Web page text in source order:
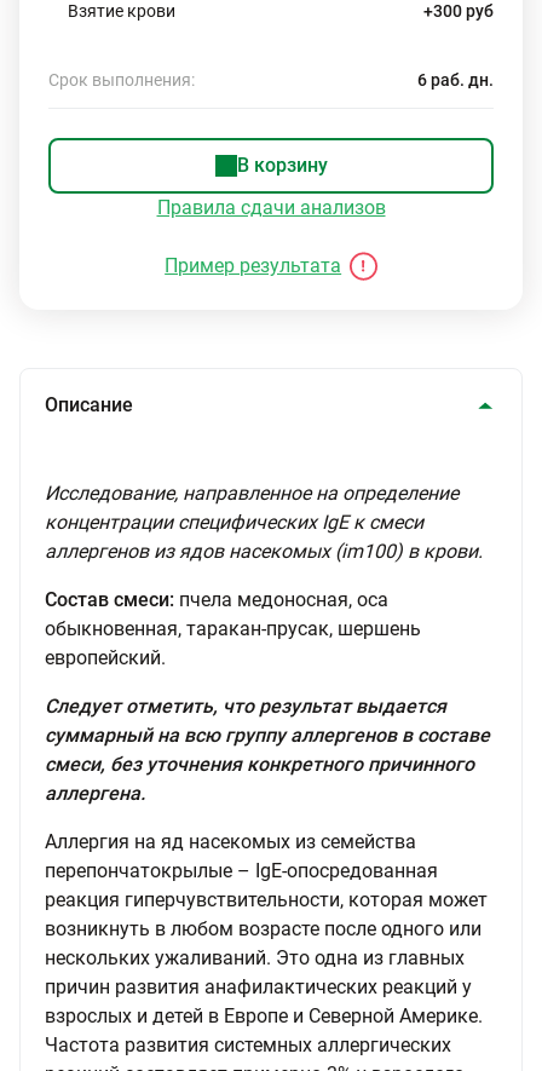
Взятие крови +300 руб
Срок выполнения: 6 раб. дн.
В корзину
Правила сдачи анализов
Пример результата
Описание
Исследование, направленное на определение
концентрации специфических IgE к смеси
аллергенов из ядов насекомых (im100) в крови.
Состав смеси: пчела медоносная, оса
обыкновенная, таракан-прусак, шершень
европейский.
Следует отметить, что результат выдается
суммарный на всю группу аллергенов в составе
смеси, без уточнения конкретного причинного
аллергена.
Аллергия на яд насекомых из семейства
перепончатокрылые – IgE-опосредованная
реакция гиперчувствительности, которая может
возникнуть в любом возрасте после одного или
нескольких ужаливаний. Это одна из главных
причин развития анафилактических реакций у
взрослых и детей в Европе и Северной Америке.
Частота развития системных аллергических